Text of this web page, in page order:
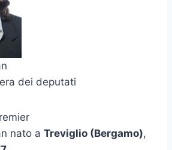
dei deputati
nato a Treviglio (Bergamo),